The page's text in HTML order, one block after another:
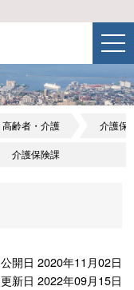
高齢者・介護 介護保
介護保険課
公開日 2020年11月02日
更新日 2022年09月15日